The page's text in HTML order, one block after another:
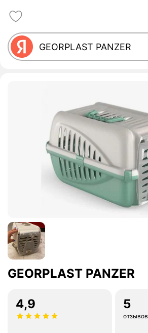
GEORPLAST PANZER
4,9 5
отзывов